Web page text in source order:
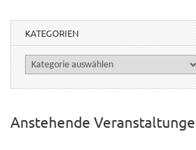
KATEGORIEN
Kategorien
Anstehende